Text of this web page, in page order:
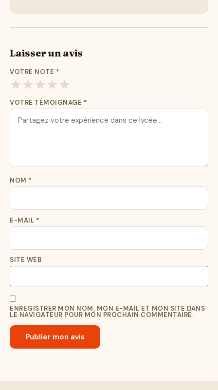
Laisser un avis
VOTRE NOTE *
★★★★★
VOTRE TÉMOIGNAGE *
NOM *
E-MAIL *
SITE WEB
ENREGISTRER MON NOM, MON E-MAIL ET MON SITE DANS
LE NAVIGATEUR POUR MON PROCHAIN COMMENTAIRE.